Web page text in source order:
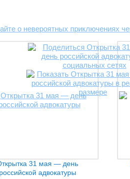
31 мая — день
российской адвокатуры